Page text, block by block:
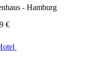
- Hamburg
€